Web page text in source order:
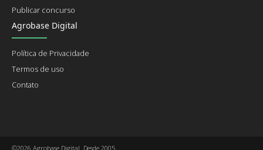
Publicar concurso
Agrobase Digital
Política de Privacidade
Termos de uso
Contato
©2026 Agrobase Digital. Desde 2005.